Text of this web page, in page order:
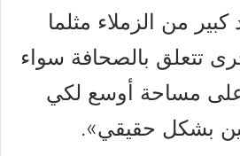
من الزملاء مثلما
تتعلق بالصحافة سواء
مساحة أوسع لكي
بشكل حقيقي».